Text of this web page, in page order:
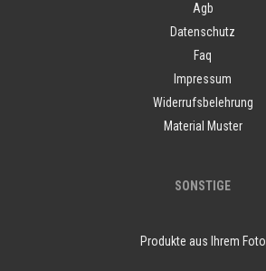
Agb
Datenschutz
Faq
Impressum
Widerrufsbelehrung
Material Muster
SONSTIGE
Produkte aus Ihrem Foto